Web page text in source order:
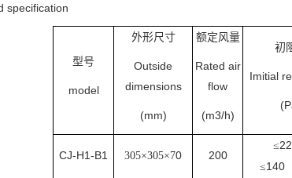
specification
型号
model
外形尺寸
Outside
dimensions
(mm)
额定风量
Rated air
flow
(m3/h)
初
Imitial
CJ-H1-B1 305×305×70 200
≤
≤140